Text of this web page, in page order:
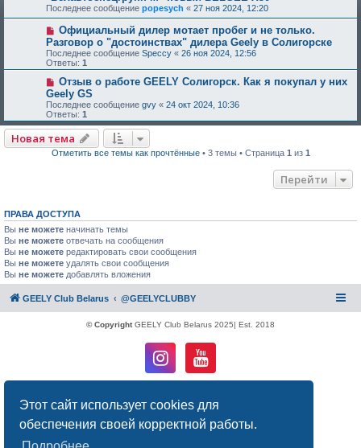
Этот сайт использует cookies для
обеспечения своей корректной работы.
Последнее сообщение popesych « 27 ноя 2024, 12:20
Официальный дилер мотает пробег и не только.
Разговор о "достоинствах" дилера Geely в Солигорске
Последнее сообщение Speccy « 26 ноя 2024, 12:56
Ответы: 1
Отзыв о работе GEELY Солигорск. Как я покупал у них
Geely GS
Последнее сообщение gvy « 24 окт 2024, 10:36
Ответы: 1
Новая тема
Отметить все темы как прочтённые• 3 темы • Страница 1 из 1
Перейти
ПРАВА ДОСТУПА
Вы не можете начинать темы
Вы не можете отвечать на сообщения
Вы не можете редактировать свои сообщения
Вы не можете удалять свои сообщения
Вы не можете добавлять вложения
GEELY Club Belarus @GEELYCLUBBY
© CopyrightGEELY Club Belarus 2025| Est. 2018
Русская поддержка phpBB
Конфиденциальность |